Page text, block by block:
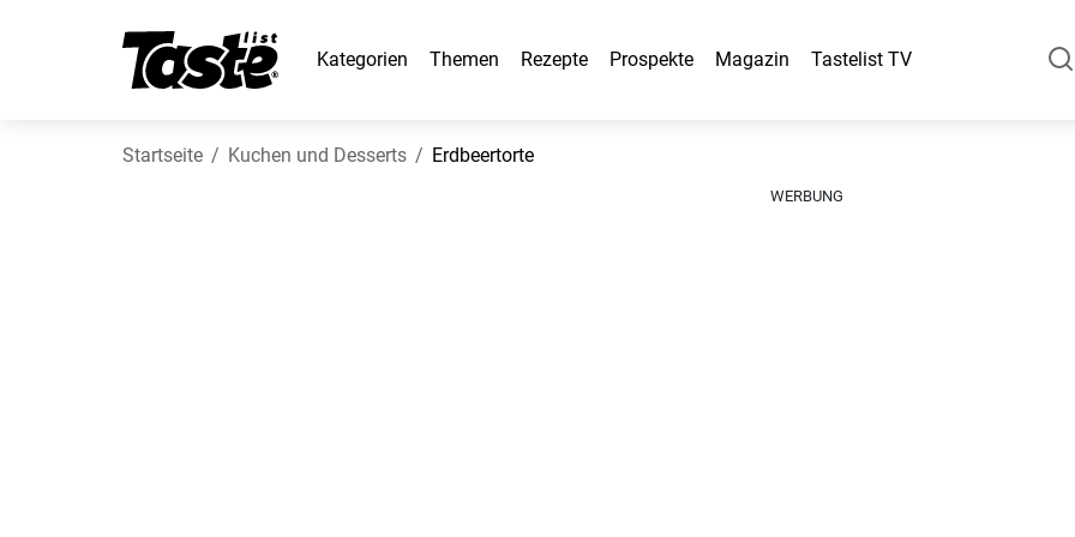
Kategorien Themen Rezepte Prospekte Magazin Tastelist TV
Startseite Kuchen und Desserts Erdbeertorte
WERBUNG